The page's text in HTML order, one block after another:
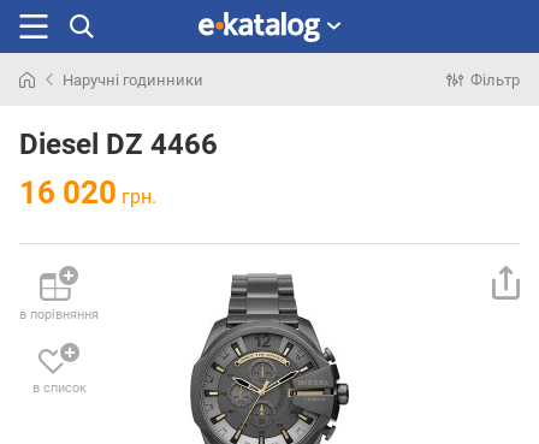
раніше
Наручні годинники Фільтр
Diesel DZ 4466
16 020 грн.
в порівняння
в список